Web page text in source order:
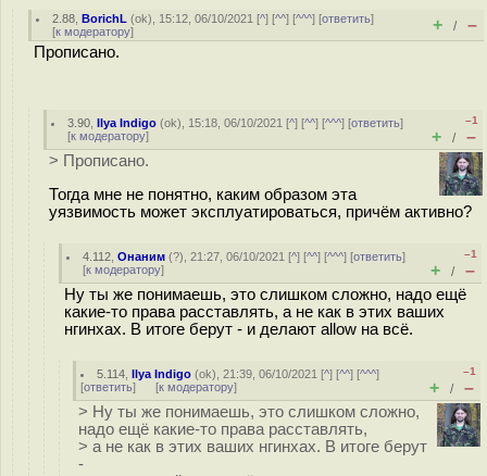
2.88 ,BorichL (ok), 15:12, 06/10/2021 [^] [^^] [^^^] [ответить]
[к модератору] + / –
Прописано.
3.90 ,Ilya Indigo (ok), 15:18, 06/10/2021 [^] [^^] [^^^] [ответить]
[к модератору]
–1
+ / –
> Прописано.
Тогда мне не понятно, каким образом эта
уязвимость может эксплуатироваться, причём активно?
4.112 ,Онаним (?), 21:27, 06/10/2021 [^] [^^] [^^^] [ответить]
[к модератору]
–1
+ / –
Ну ты же понимаешь, это слишком сложно, надо ещё
какие-то права расставлять, а не как в этих ваших
нгинхах. В итоге берут - и делают allow на всё.
5.114 ,Ilya Indigo (ok), 21:39, 06/10/2021 [^] [^^] [^^^]
[ответить] [к модератору]
–1
+ / –
> Ну ты же понимаешь, это слишком сложно,
надо ещё какие-то права расставлять,
> а не как в этих ваших нгинхах. В итоге берут
-